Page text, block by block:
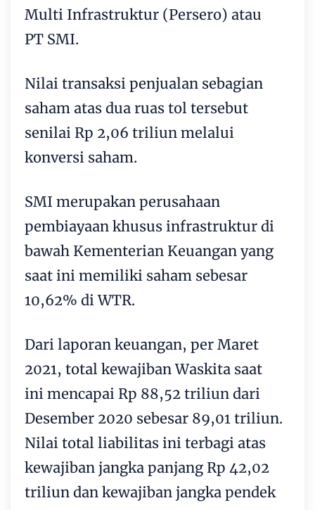
Multi Infrastruktur (Persero) atau
PT SMI.
Nilai transaksi penjualan sebagian
saham atas dua ruas tol tersebut
senilai Rp 2,06 triliun melalui
konversi saham.
SMI merupakan perusahaan
pembiayaan khusus infrastruktur di
bawah Kementerian Keuangan yang
saat ini memiliki saham sebesar
10,62% di WTR.
Dari laporan keuangan, per Maret
2021, total kewajiban Waskita saat
ini mencapai Rp 88,52 triliun dari
Desember 2020 sebesar 89,01 triliun.
Nilai total liabilitas ini terbagi atas
kewajiban jangka panjang Rp 42,02
triliun dan kewajiban jangka pendek